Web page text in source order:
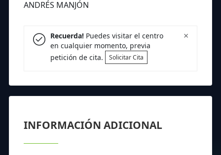
ANDRÉS MANJÓN
×
Recuerda!Puedes visitar el centro
en cualquier momento, previa
petición de cita.
Solicitar Cita
INFORMACIÓN ADICIONAL